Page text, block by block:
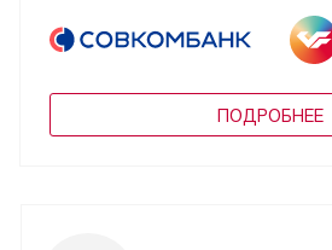
ПОДРОБНЕЕ